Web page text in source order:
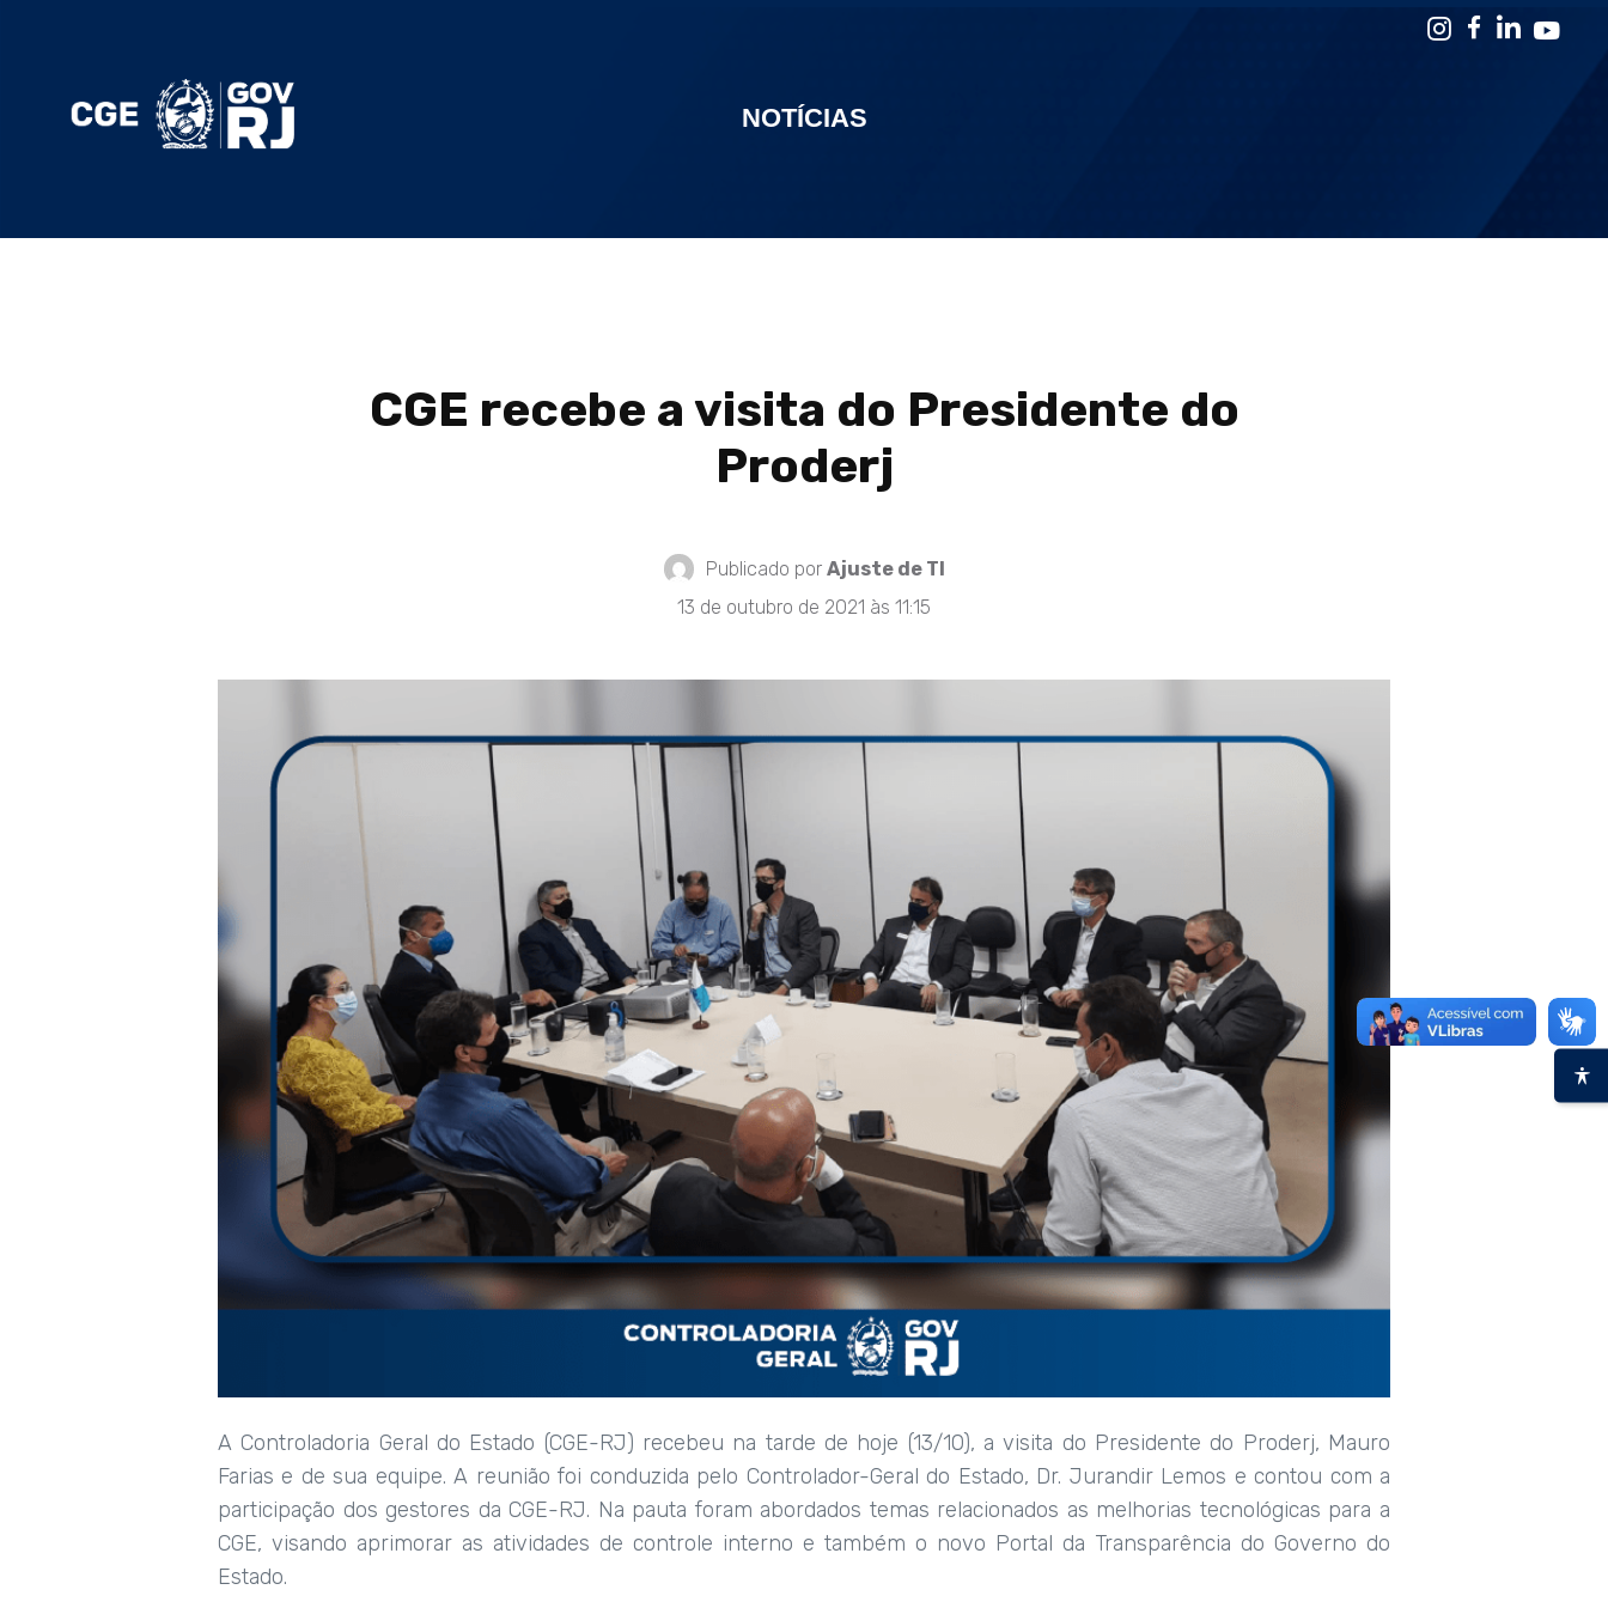
NOTÍCIAS
CGE recebe a visita do Presidente do
Proderj
Publicado por Ajuste de TI
13 de outubro de 2021 às 11:15
A Controladoria Geral do Estado (CGE-RJ) recebeu na tarde de hoje (13/10), a visita do Presidente do Proderj, Mauro
Farias e de sua equipe. A reunião foi conduzida pelo Controlador-Geral do Estado, Dr. Jurandir Lemos e contou com a
participação dos gestores da CGE-RJ. Na pauta foram abordados temas relacionados as melhorias tecnológicas para a
CGE, visando aprimorar as atividades de controle interno e também o novo Portal da Transparência do Governo do
Estado.